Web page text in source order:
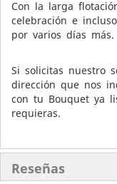
Con la larga
celebración e
por varios días más.
Si solicitas nuestro
dirección que nos
con tu Bouquet ya
requieras.
Reseñas